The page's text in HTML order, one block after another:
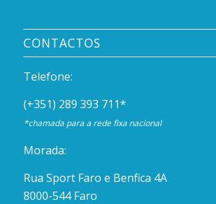
CONTACTOS
Telefone:
(+351) 289 393 711*
*chamada para a rede fixa nacional
Morada:
Rua Sport Faro e Benfica 4A
8000-544 Faro